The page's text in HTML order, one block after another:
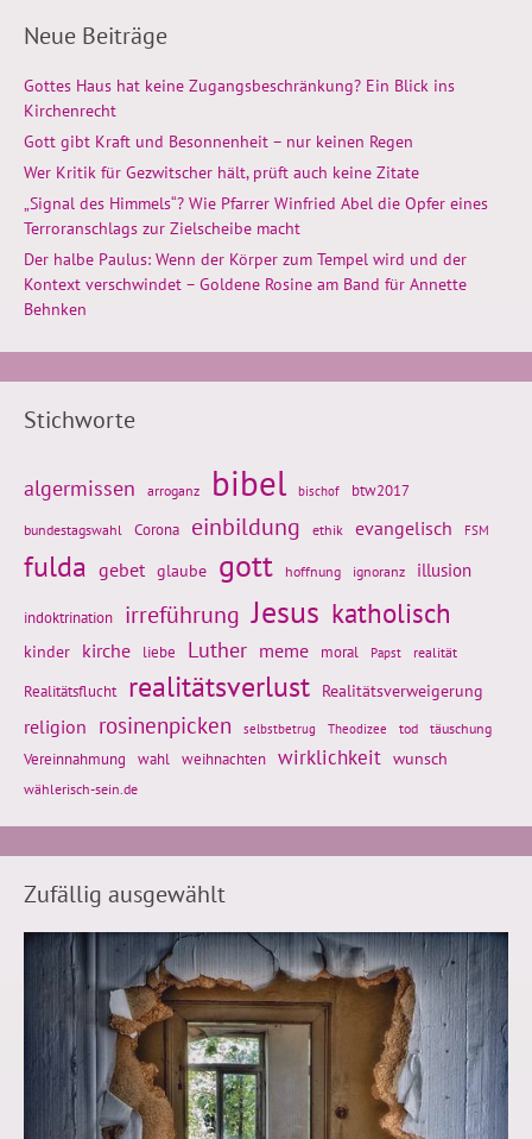
Neue Beiträge
Gottes Haus hat keine Zugangsbeschränkung? Ein Blick ins
Kirchenrecht
Gott gibt Kraft und Besonnenheit – nur keinen Regen
Wer Kritik für Gezwitscher hält, prüft auch keine Zitate
„Signal des Himmels“? Wie Pfarrer Winfried Abel die Opfer eines
Terroranschlags zur Zielscheibe macht
Der halbe Paulus: Wenn der Körper zum Tempel wird und der
Kontext verschwindet – Goldene Rosine am Band für Annette
Behnken
Stichworte
algermissen arroganz bibel bischof btw2017
bundestagswahl Corona einbildung ethik evangelisch FSM
fulda gebet glaube gott hoffnung ignoranz illusion
indoktrination irreführung Jesus katholisch
kinder kirche liebe Luther meme moral Papst realität
Realitätsflucht realitätsverlust Realitätsverweigerung
religion rosinenpicken selbstbetrug Theodizee tod täuschung
Vereinnahmung wahl weihnachten wirklichkeit wunsch
wählerisch-sein.de
Zufällig ausgewählt